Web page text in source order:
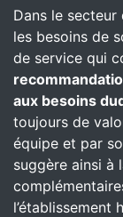
Dans le secteur
les besoins de
de service qui
aux besoins
toujours de
équipe et par
suggère ainsi à
l’établissement